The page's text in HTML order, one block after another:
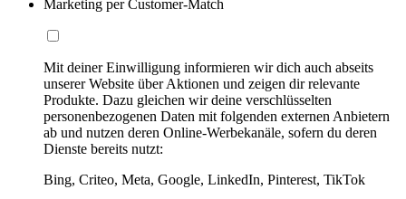
Marketing per Customer-Match
Mit deiner Einwilligung informieren wir dich auch abseits
unserer Website über Aktionen und zeigen dir relevante
Produkte. Dazu gleichen wir deine verschlüsselten
personenbezogenen Daten mit folgenden externen Anbietern
ab und nutzen deren Online-Werbekanäle, sofern du deren
Dienste bereits nutzt:
Bing, Criteo, Meta, Google, LinkedIn, Pinterest, TikTok